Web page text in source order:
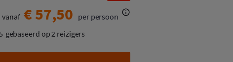
vanaf € 57,50 per persoon
gebaseerd op 2 reizigers